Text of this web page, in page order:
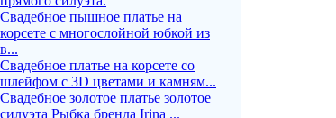
Свадебное пышное платье на
корсете с многослойной юбкой из
в...
Свадебное платье на корсете со
шлейфом с 3D цветами и камням...
Свадебное золотое платье золотое
силуэта Рыбка бренда Irina ...